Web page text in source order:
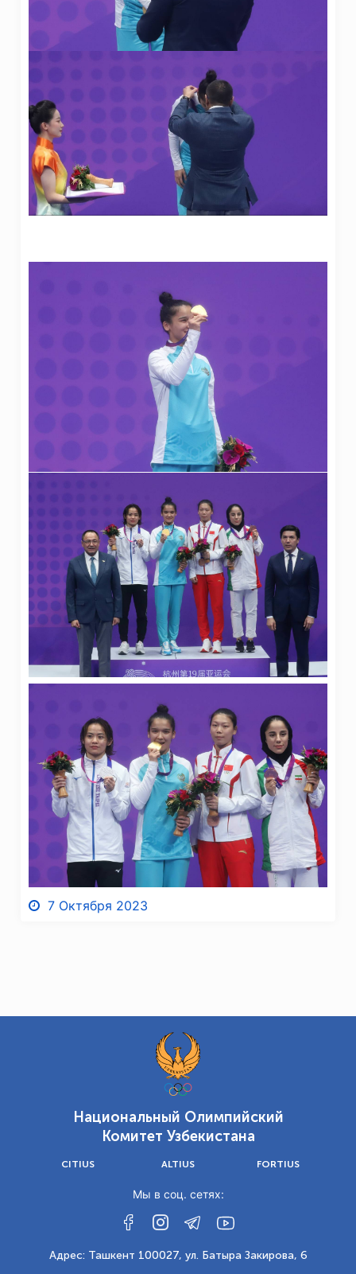
7 Октября 2023
Национальный Олимпийский
Комитет Узбекистана
CITIUS ALTIUS FORTIUS
Мы в соц. сетях:
Адрес: Ташкент 100027, ул. Батыра Закирова, 6